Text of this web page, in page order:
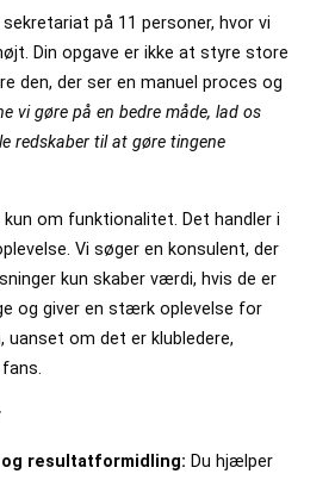
på 11 personer, hvor vi
Din opgave er ikke at styre store
den, der ser en manuel proces og
vi gøre på en bedre måde, lad os
redskaber til at gøre tingene
kun om funktionalitet. Det handler i
Vi søger en konsulent, der
kun skaber værdi, hvis de er
og giver en stærk oplevelse for
uanset om det er klubledere,
resultatformidling: Du hjælper